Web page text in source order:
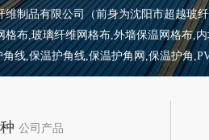
品有限公司（前身为沈阳市超越玻纤
,玻璃纤维网格布,外墙保温网格布,内
线,保温护角线,保温护角网,保温护角
种 公司产品